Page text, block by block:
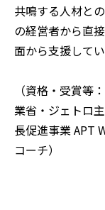
共鳴する人材と
の経営者から直
面から支援してい
（資格・受賞等
業省・ジェトロ
長促進事業 APT
コーチ）